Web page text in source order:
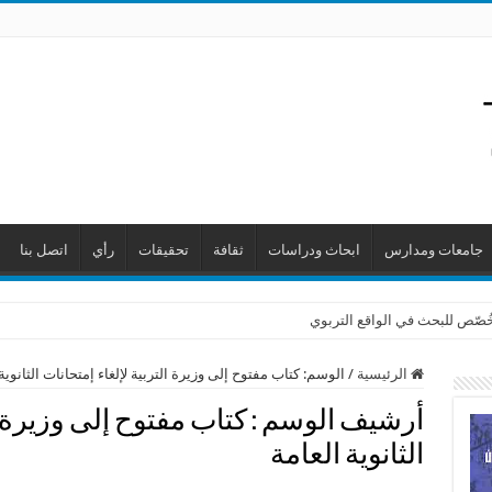
جامعات ومدارس ابحاث ودراسات ثقافة تحقيقات رأي اتصل بنا
خُصّص للبحث في الواقع التربوي
الرئيسية / الوسم:كتاب مفتوح إلى وزيرة التربية لإلغاء إمتحانات
أرشيف الوسم : كتاب مفتوح إلى وزيرة
الثانوية العامة